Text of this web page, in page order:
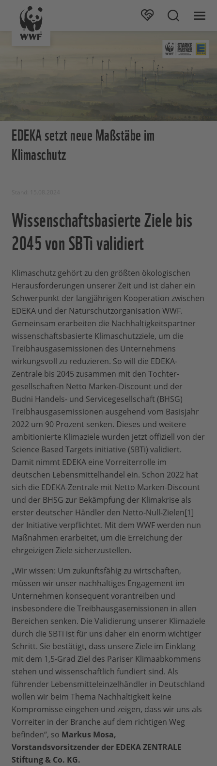
EDEKA setzt neue Maßstäbe im
Klimaschutz
Wissenschaftsbasierte Ziele bis
2045 von SBTi validiert
Klimaschutz gehört zu den größten ökologi­schen
Herausforderungen unserer Zeit und ist daher ein
Schwerpunkt der lang­jährigen Kooperation zwischen
EDEKA und der Naturschutzorganisation WWF.
Gemeinsam erarbeiten die Nachhaltigkeitspartner
wissenschaftsbasierte Klima­schutzziele, um die
Treibhausgasemissionen des Unternehmens
wirkungsvoll zu reduzieren. So will die EDEKA-
Zentrale bis 2045 zusammen mit den Tochter­
gesellschaften Netto Marken-Discount und der
Budni Handels- und Servicege­sellschaft (BHSG)
Treibhausgasemissionen ausgehend vom Basisjahr
2022 um 90 Prozent senken. Dieses und weitere
ambitionierte Klimaziele wurden jetzt offiziell von der
Science Based Targets initiative (SBTi) validiert.
Damit nimmt EDEKA eine Vorreiterrolle im
deutschen Lebensmittelhandel ein. Schon 2022 hat
sich die EDEKA-Zentrale mit Netto Marken-Discount
und der BHSG zur Bekämpfung der Klimakrise als
erster deutscher Händler den Netto-Null-Zielen[1]
der Initiative verpflichtet. Mit dem WWF werden nun
Maßnahmen erarbeitet, um die Erreichung der
ehrgeizigen Ziele sicherzustellen.
„Wir wissen: Um zukunftsfähig zu wirtschaften,
müssen wir unser nachhaltiges Enga­gement im
Unternehmen konsequent vorantreiben und
insbesondere die Treibhaus­gasemissionen in allen
Bereichen senken. Die Validierung unserer Klimaziele
durch die SBTi ist für uns daher ein enorm wichtiger
Schritt. Sie bestätigt, dass unsere Ziele im Einklang
mit dem 1,5-Grad Ziel des Pariser Klimaabkommens
stehen und wissen­schaftlich fundiert sind. Als
führender Lebensmitteleinzelhändler in Deutschland
wollen wir beim Thema Nachhaltigkeit keine
Kompromisse eingehen und zeigen, dass wir uns als
Vorreiter in der Branche auf dem richtigen Weg
befinden“, so Markus Mosa,
Vorstandsvorsitzender der EDEKA ZENTRALE
Stiftung & Co. KG.